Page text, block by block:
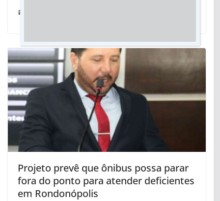
Projeto prevê que ônibus possa parar
fora do ponto para atender deficientes
em Rondonópolis